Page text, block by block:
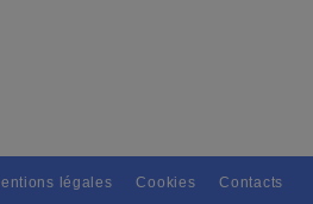
// L'amitié tu
légales Cookies Contacts